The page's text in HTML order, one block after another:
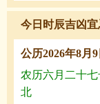
今日时辰吉凶
公历2026年8月
农历六月二十七
北